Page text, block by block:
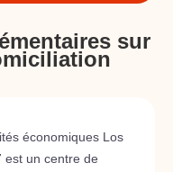
sur
économiques Los
est un centre de